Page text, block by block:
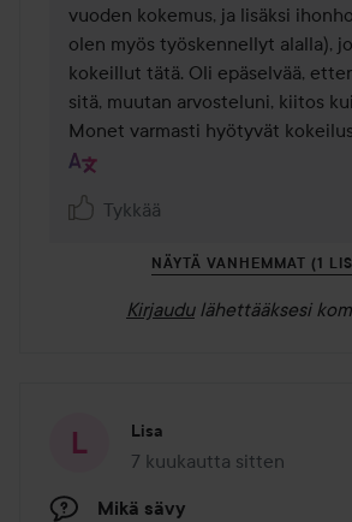
vuoden kokemus, ja lisäksi
olen myös työskennellyt alalla),
kokeillut tätä. Oli epäselvää,
sitä, muutan arvosteluni, kiitos
Monet varmasti hyötyvät
Tykkää
NÄYTÄ VANHEMMAT (1
Kirjaudu lähettääksesi
Lisa
7 kuukautta sitten
Viesti luotiin 7 kuukautta
Mikä sävy